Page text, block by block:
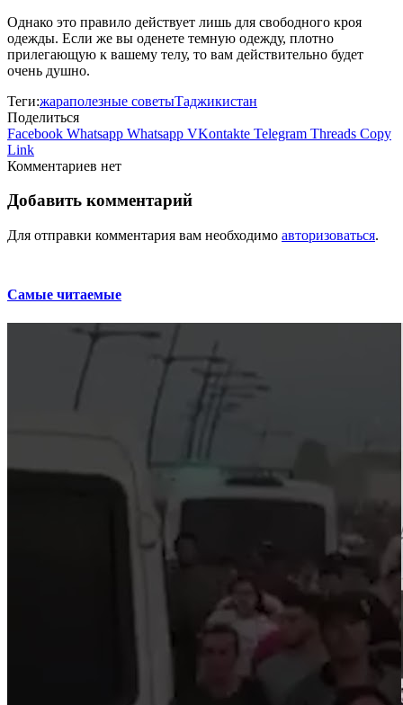
Однако это правило действует лишь для свободного кроя
одежды. Если же вы оденете темную одежду, плотно
прилегающую к вашему телу, то вам действительно будет
очень душно.
Теги:жараполезные советыТаджикистан
Поделиться
Facebook Whatsapp Whatsapp VKontakte Telegram Threads Copy
Link
Комментариев нет
Добавить комментарий
Для отправки комментария вам необходимо авторизоваться.
Самые читаемые